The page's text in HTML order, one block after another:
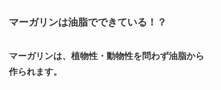
マーガリンは油脂でできている！？
マーガリンは、植物性・動物性を問わず油脂から
作られます。